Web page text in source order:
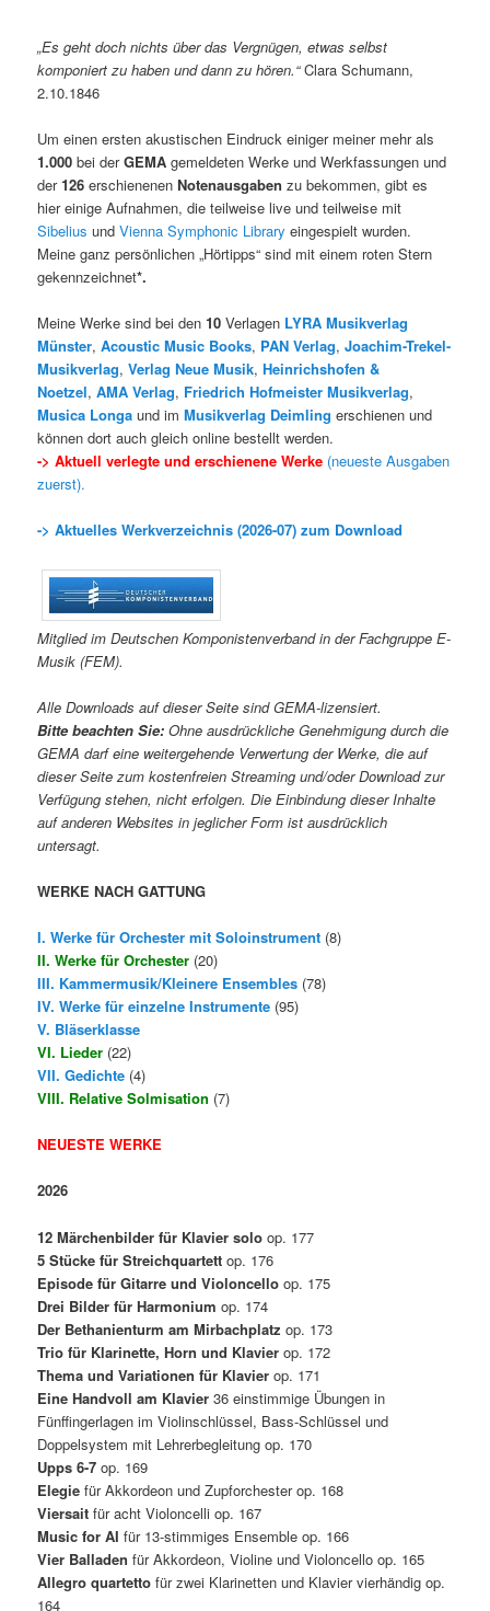
„Es geht doch nichts über das Vergnügen, etwas selbst
komponiert zu haben und dann zu hören.“ Clara Schumann,
2.10.1846
Um einen ersten akustischen Eindruck einiger meiner mehr als
1.000 bei derGEMA gemeldeten Werke und Werkfassungen und
der126 erschienenenNotenausgaben zu bekommen, gibt es
hier einige Aufnahmen, die teilweise live und teilweise mit
Sibelius undVienna Symphonic Library eingespielt wurden.
Meine ganz persönlichen „Hörtipps“ sind mit einem roten Stern
gekennzeichnet*.
Meine Werke sind bei den10 Verlagen LYRA Musikverlag
Münster,Acoustic Music Books, PAN Verlag,Joachim-Trekel-
Musikverlag,Verlag Neue Musik,Heinrichshofen &
Noetzel,AMA Verlag, Friedrich Hofmeister Musikverlag,
Musica Longa und imMusikverlag Deimling erschienen und
können dort auch gleich online bestellt werden.
-> Aktuell verlegte und erschienene Werke (neueste Ausgaben
zuerst).
-> Aktuelles Werkverzeichnis (2026-07) zum Download
Mitglied im Deutschen Komponistenverband in der Fachgruppe E-
Musik (FEM).
Alle Downloads auf dieser Seite sind GEMA-lizensiert.
Bitte beachten Sie:Ohne ausdrückliche Genehmigung durch die
GEMA darf eine weitergehende Verwertung der Werke, die auf
dieser Seite zum kostenfreien Streaming und/oder Download zur
Verfügung stehen, nicht erfolgen. Die Einbindung dieser Inhalte
auf anderen Websites in jeglicher Form ist ausdrücklich
untersagt.
WERKE NACH GATTUNG
I. Werke für Orchester mit Soloinstrument (8)
II. Werke für Orchester (20)
III. Kammermusik/Kleinere Ensembles (78)
IV. Werke für einzelne Instrumente (95)
V. Bläserklasse
VI. Lieder (22)
VII. Gedichte (4)
VIII. Relative Solmisation (7)
NEUESTE WERKE
2026
12 Märchenbilder für Klavier solo op. 177
5 Stücke für Streichquartett op. 176
Episode für Gitarre und Violoncello op. 175
Drei Bilder für Harmonium op. 174
Der Bethanienturm am Mirbachplatz op. 173
Trio für Klarinette, Horn und Klavier op. 172
Thema und Variationen für Klavier op. 171
Eine Handvoll am Klavier 36 einstimmige Übungen in
Fünffingerlagen im Violinschlüssel, Bass-Schlüssel und
Doppelsystem mit Lehrerbegleitung op. 170
Upps 6-7 op. 169
Elegie für Akkordeon und Zupforchester op. 168
Viersait für acht Violoncelli op. 167
Music for AI für 13-stimmiges Ensemble op. 166
Vier Balladen für Akkordeon, Violine und Violoncello op. 165
Allegro quartetto für zwei Klarinetten und Klavier vierhändig op.
164